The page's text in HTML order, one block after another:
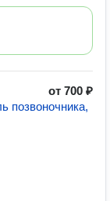
от 700 ₽
позвоночника,